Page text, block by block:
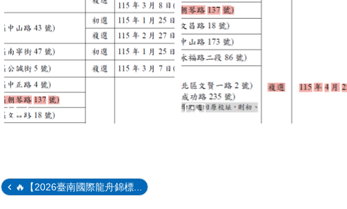
🔥【2026臺南國際龍舟錦標...